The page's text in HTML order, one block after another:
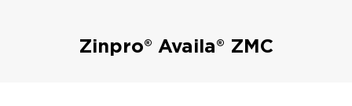
Zinpro® Availa® ZMC